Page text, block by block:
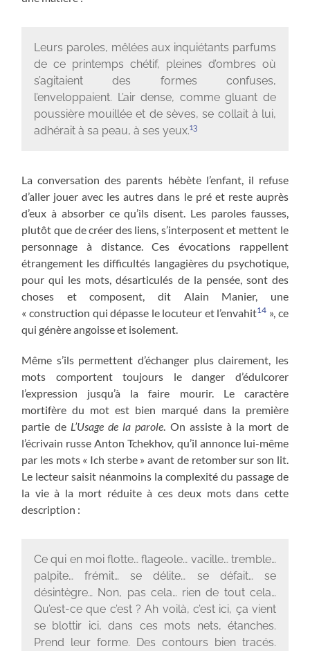
Leurs paroles, mêlées aux inquiétants parfums
de ce printemps chétif, pleines d’ombres où
s’agitaient des formes confuses,
l’enveloppaient. L’air dense, comme gluant de
poussière mouillée et de sèves, se collait à lui,
adhérait à sa peau, à ses yeux.13
La conversation des parents hébète l’enfant, il refuse
d’aller jouer avec les autres dans le pré et reste auprès
d’eux à absorber ce qu’ils disent. Les paroles fausses,
plutôt que de créer des liens, s’interposent et mettent le
personnage à distance. Ces évocations rappellent
étrangement les difficultés langagières du psychotique,
pour qui les mots, désarticulés de la pensée, sont des
choses et composent, dit Alain Manier, une
« construction qui dépasse le locuteur et l’envahit14 », ce
qui génère angoisse et isolement.
Même s’ils permettent d’échanger plus clairement, les
mots comportent toujours le danger d’édulcorer
l’expression jusqu’à la faire mourir. Le caractère
mortifère du mot est bien marqué dans la première
partie de L’Usage de la parole. On assiste à la mort de
l’écrivain russe Anton Tchekhov, qu’il annonce lui-même
par les mots « Ich sterbe » avant de retomber sur son lit.
Le lecteur saisit néanmoins la complexité du passage de
la vie à la mort réduite à ces deux mots dans cette
description :
Ce qui en moi flotte… flageole… vacille… tremble…
palpite… frémit… se délite… se défait… se
désintègre… Non, pas cela… rien de tout cela…
Qu’est-ce que c’est ? Ah voilà, c’est ici, ça vient
se blottir ici, dans ces mots nets, étanches.
Prend leur forme. Des contours bien tracés.